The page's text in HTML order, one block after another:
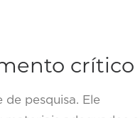
crítico
pesquisa. Ele